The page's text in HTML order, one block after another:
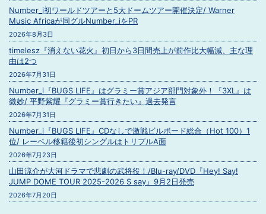
Number_i初ワールドツアーと5大ドームツアー開催決定/ Warner
Music Africaが同グルNumber_iをPR
2026年8月3日
timelesz『消えない花火』初日から3日間売上が前作比大幅減、主な理
由は2つ
2026年7月31日
Number_i『BUGS LIFE』はグラミー賞アジア部門対象外！『3XL』は
微妙/ 平野紫耀『グラミー賞行きたい』過去発言
2026年7月31日
Number_i『BUGS LIFE』CDなしで激戦ビルボード総合（Hot 100）1
位/ レーベル移籍後初シングルはトリプルA面
2026年7月23日
山田涼介が大河ドラマで悲劇の武将役！/Blu-ray/DVD『Hey! Say!
JUMP DOME TOUR 2025-2026 S say』9月2日発売
2026年7月20日